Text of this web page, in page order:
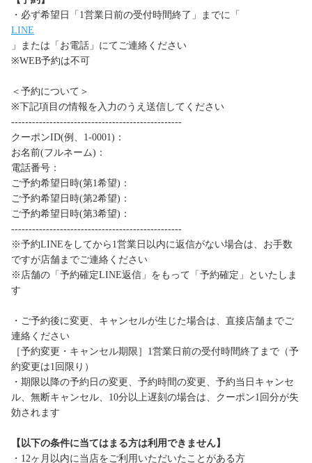
・必ず希望日「1営業日前の受付時間終了」までに「
LINE
」または「お電話」にてご連絡ください
※WEB予約は不可
＜予約について＞
※下記項目の情報を入力のうえ送信してください
-------------------------------------------------
クーポンID(例、1-0001)：
お名前(フルネーム)：
電話番号：
ご予約希望日時(第1希望)：
ご予約希望日時(第2希望)：
ご予約希望日時(第3希望)：
-------------------------------------------------
※予約LINEをしてから1営業日以内に返信がない場合は、お手数
ですが店舗までご連絡ください
※店舗の「予約確定LINE返信」をもって「予約確定」といたしま
す
・ご予約後に変更、キャンセルが生じた場合は、直接店舗までご
連絡ください
［予約変更・キャンセル期限］1営業日前の受付時間終了まで（予
約変更は1回限り）
・期限以降の予約日の変更、予約時間の変更、予約当日キャンセ
ル、無断キャンセル、10分以上遅刻の場合は、クーポン1回分が失
効されます
【以下の条件に当てはまる方は利用できません】
・12ヶ月以内に当店をご利用いただいたことがある方